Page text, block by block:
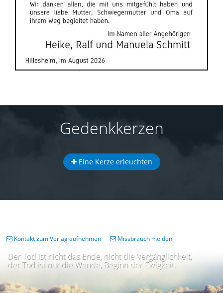
Gedenkkerzen
Eine Kerze erleuchten
Der Tod ist nicht das Ende, nicht die Vergänglichkeit,
der Tod ist nur die Wende, Beginn der Ewigkeit.
Kontakt zum Verlag aufnehmen Missbrauch melden